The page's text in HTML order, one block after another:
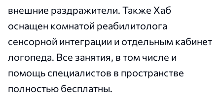
внешние раздражители. Также Хаб
оснащен комнатой реабилитолога
сенсорной интеграции и отдельным кабинет
логопеда. Все занятия, в том числе и
помощь специалистов в пространстве
полностью бесплатны.